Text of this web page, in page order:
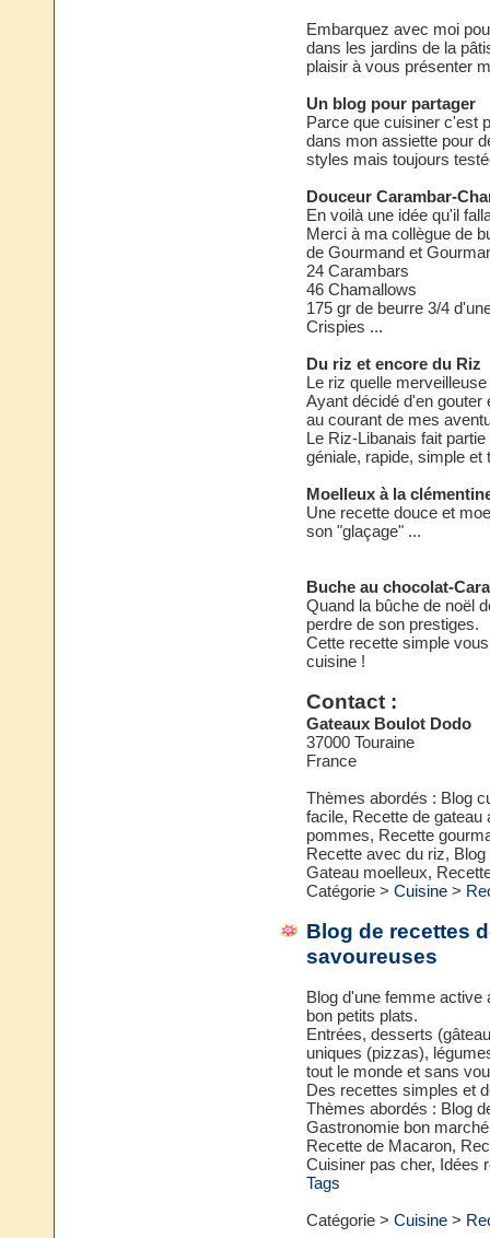
Embarquez avec moi
dans les jardins de la
plaisir à vous présenter
Un blog pour partager
Parce que cuisiner c'est
dans mon assiette pour
styles mais toujours
Douceur Carambar-
En voilà une idée qu'il
Merci à ma collègue de
de Gourmand et
24 Carambars
46 Chamallows
175 gr de beurre 3/4
Crispies ...
Du riz et encore du Riz
Le riz quelle
Ayant décidé d'en
au courant de mes
Le Riz-Libanais fait
géniale, rapide, simple et
Moelleux à la
Une recette douce et
son "glaçage" ...
Buche au chocolat-
Quand la bûche de noël
perdre de son prestiges.
Cette recette simple
cuisine !
Contact :
Gateaux Boulot Dodo
37000 Touraine
France
Thèmes abordés : Blog
facile, Recette de gateau
pommes, Recette
Recette avec du riz,
Gateau moelleux,
Catégorie > Cuisine >
Blog de recettes
savoureuses
Blog d'une femme active
bon petits plats.
Entrées, desserts
uniques (pizzas),
tout le monde et sans
Des recettes simples et
Thèmes abordés : Blog
Gastronomie bon
Recette de Macaron,
Cuisiner pas cher, Idées
Tags
Catégorie > Cuisine >